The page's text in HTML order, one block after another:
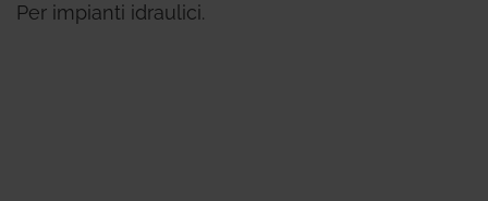
Per impianti idraulici.